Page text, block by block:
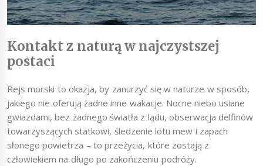
Kontakt z naturą w najczystszej
postaci
Rejs morski to okazja, by zanurzyć się w naturze w sposób,
jakiego nie oferują żadne inne wakacje. Nocne niebo usiane
gwiazdami, bez żadnego światła z lądu, obserwacja delfinów
towarzyszących statkowi, śledzenie lotu mew i zapach
słonego powietrza – to przeżycia, które zostają z
człowiekiem na długo po zakończeniu podróży.